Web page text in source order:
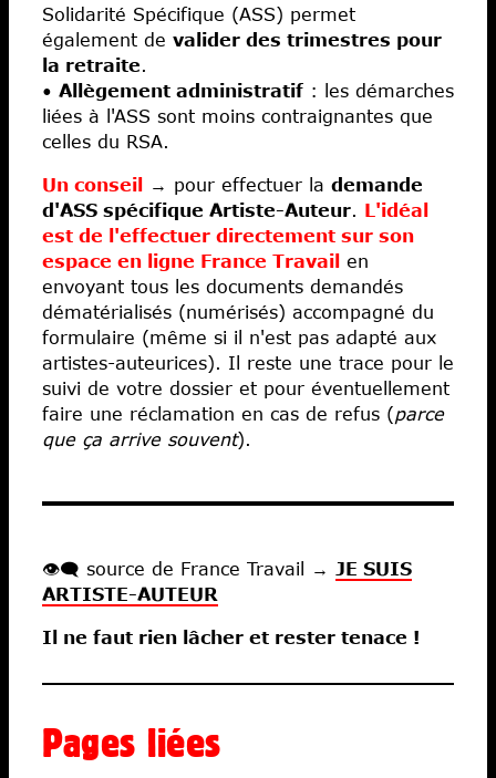
Solidarité Spécifique (ASS) permet
également de valider des trimestres pour
la retraite.
• Allègement administratif : les démarches
liées à l'ASS sont moins contraignantes que
celles du RSA.
Un conseil → pour effectuer la demande
d'ASS spécifique Artiste-Auteur. L'idéal
est de l'effectuer directement sur son
espace en ligne France Travail en
envoyant tous les documents demandés
dématérialisés (numérisés) accompagné du
formulaire (même si il n'est pas adapté aux
artistes-auteurices). Il reste une trace pour le
suivi de votre dossier et pour éventuellement
faire une réclamation en cas de refus (parce
que ça arrive souvent).
👁️‍🗨️ source de France Travail → JE SUIS
ARTISTE-AUTEUR
Il ne faut rien lâcher et rester tenace !
Pages liées